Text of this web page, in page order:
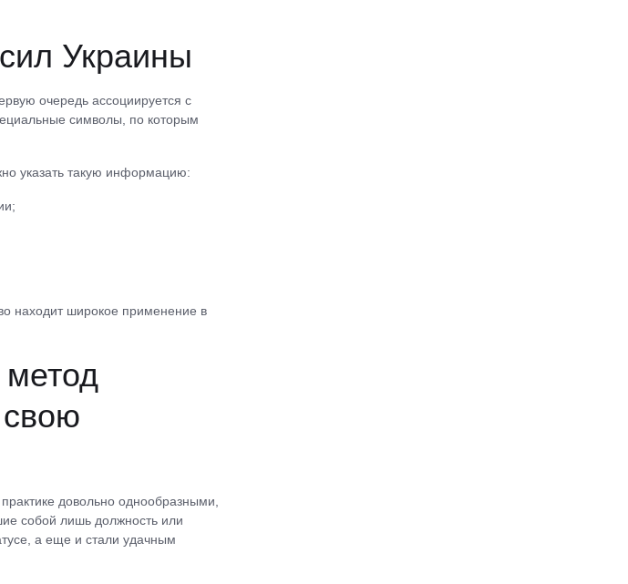
Украины
очередь ассоциируется с
символы, по которым
указать такую информацию:
находит широкое применение в
свою
довольно однообразными,
собой лишь должность или
а еще и стали удачным